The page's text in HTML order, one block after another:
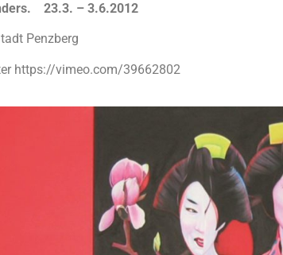
23.3. – 3.6.2012
Penzberg
https://vimeo.com/39662802